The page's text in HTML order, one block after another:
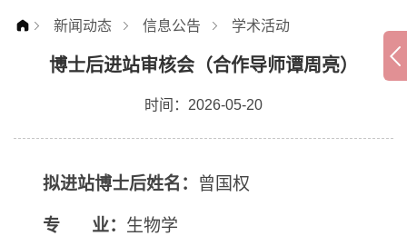
新闻动态 信息公告 学术活动
博士后进站审核会（合作导师谭周亮）
时间：2026-05-20
拟进站博士后姓名： 曾国权
专 业： 生物学